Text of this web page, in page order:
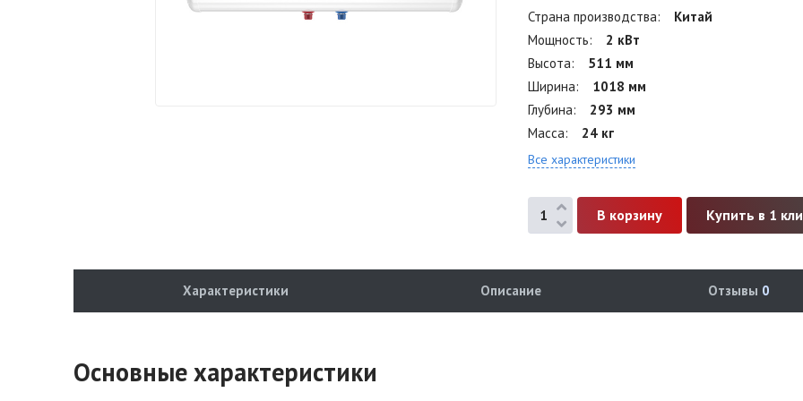
Страна производства
Китай
Мощность
2 кВт
Высота
511 мм
Ширина
1018 мм
Глубина
293 мм
Масса
24 кг
Все характеристики
Купить в 1
Характеристики Описание Отзывы 0
Основные характеристики